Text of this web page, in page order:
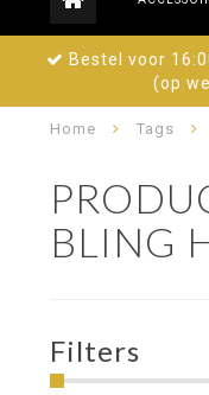
Bestel voor
(op
Home Tags
BLING
Filters